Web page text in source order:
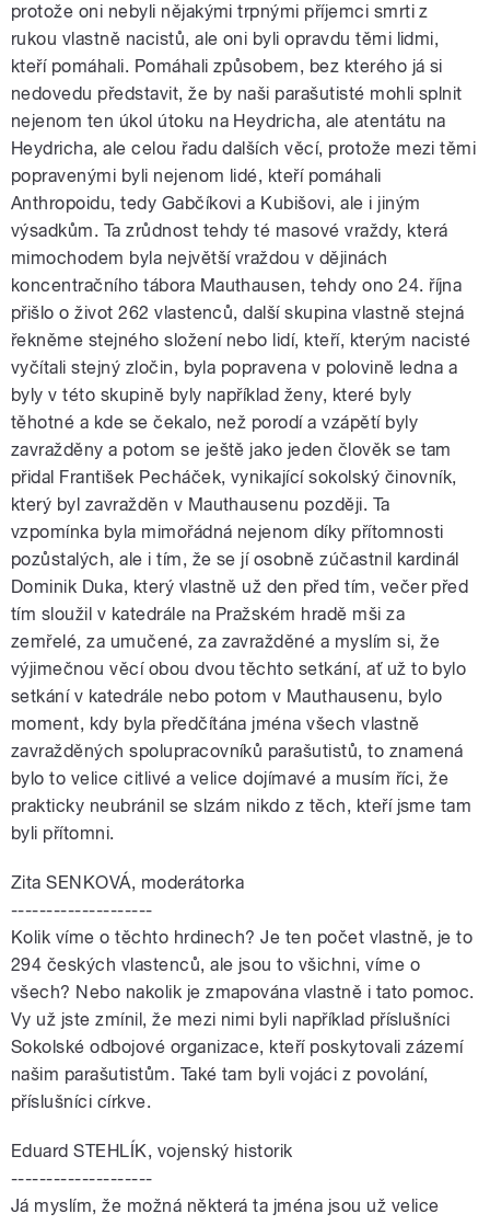
protože oni nebyli nějakými trpnými příjemci smrti z
rukou vlastně nacistů, ale oni byli opravdu těmi lidmi,
kteří pomáhali. Pomáhali způsobem, bez kterého já si
nedovedu představit, že by naši parašutisté mohli splnit
nejenom ten úkol útoku na Heydricha, ale atentátu na
Heydricha, ale celou řadu dalších věcí, protože mezi těmi
popravenými byli nejenom lidé, kteří pomáhali
Anthropoidu, tedy Gabčíkovi a Kubišovi, ale i jiným
výsadkům. Ta zrůdnost tehdy té masové vraždy, která
mimochodem byla největší vraždou v dějinách
koncentračního tábora Mauthausen, tehdy ono 24. října
přišlo o život 262 vlastenců, další skupina vlastně stejná
řekněme stejného složení nebo lidí, kteří, kterým nacisté
vyčítali stejný zločin, byla popravena v polovině ledna a
byly v této skupině byly například ženy, které byly
těhotné a kde se čekalo, než porodí a vzápětí byly
zavražděny a potom se ještě jako jeden člověk se tam
přidal František Pecháček, vynikající sokolský činovník,
který byl zavražděn v Mauthausenu později. Ta
vzpomínka byla mimořádná nejenom díky přítomnosti
pozůstalých, ale i tím, že se jí osobně zúčastnil kardinál
Dominik Duka, který vlastně už den před tím, večer před
tím sloužil v katedrále na Pražském hradě mši za
zemřelé, za umučené, za zavražděné a myslím si, že
výjimečnou věcí obou dvou těchto setkání, ať už to bylo
setkání v katedrále nebo potom v Mauthausenu, bylo
moment, kdy byla předčítána jména všech vlastně
zavražděných spolupracovníků parašutistů, to znamená
bylo to velice citlivé a velice dojímavé a musím říci, že
prakticky neubránil se slzám nikdo z těch, kteří jsme tam
byli přítomni.
Zita SENKOVÁ, moderátorka
--------------------
Kolik víme o těchto hrdinech? Je ten počet vlastně, je to
294 českých vlastenců, ale jsou to všichni, víme o
všech? Nebo nakolik je zmapována vlastně i tato pomoc.
Vy už jste zmínil, že mezi nimi byli například příslušníci
Sokolské odbojové organizace, kteří poskytovali zázemí
našim parašutistům. Také tam byli vojáci z povolání,
příslušníci církve.
Eduard STEHLÍK, vojenský historik
--------------------
Já myslím, že možná některá ta jména jsou už velice